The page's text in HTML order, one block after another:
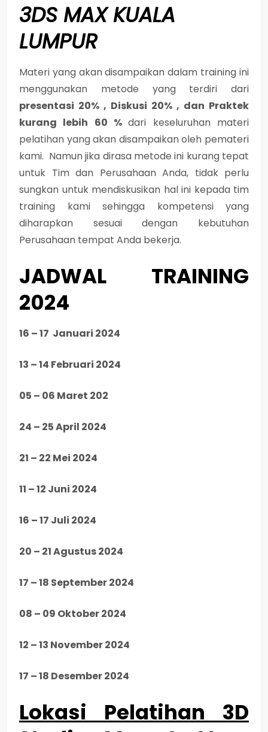
3DS MAX KUALA
LUMPUR
Materi yang akan disampaikan dalam training ini
menggunakan metode yang terdiri dari
presentasi 20% , Diskusi 20% , dan Praktek
kurang lebih 60 %dari keseluruhan materi
pelatihan yang akan disampaikan oleh pemateri
kami. Namun jika dirasa metode ini kurang tepat
untuk Tim dan Perusahaan Anda, tidak perlu
sungkan untuk mendiskusikan hal ini kepada tim
training kami sehingga kompetensi yang
diharapkan sesuai dengan kebutuhan
Perusahaan tempat Anda bekerja.
JADWAL TRAINING
2024
16 – 17 Januari 2024
13 – 14 Februari 2024
05 – 06 Maret 202
24 – 25 April 2024
21 – 22 Mei 2024
11 – 12 Juni 2024
16 – 17 Juli 2024
20 – 21 Agustus 2024
17 – 18 September 2024
08 – 09 Oktober 2024
12 – 13 November 2024
17 – 18 Desember 2024
Lokasi Pelatihan 3D